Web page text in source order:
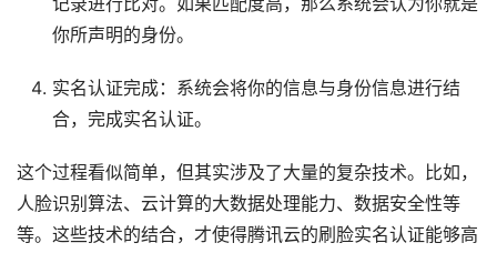
你所声明的身份。
实名认证完成：系统会将你的信息与身份信息进行结
合，完成实名认证。
这个过程看似简单，但其实涉及了大量的复杂技术。比如，
人脸识别算法、云计算的大数据处理能力、数据安全性等
等。这些技术的结合，才使得腾讯云的刷脸实名认证能够高